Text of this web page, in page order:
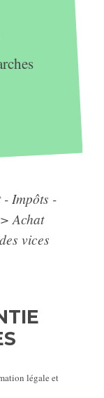
- Impôts -
> Achat
vices
légale et